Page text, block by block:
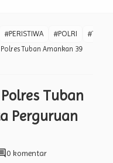
#PERISTIWA #POLRI
#TNI
Tuban Amankan 39
Tuban
Perguruan
0 komentar